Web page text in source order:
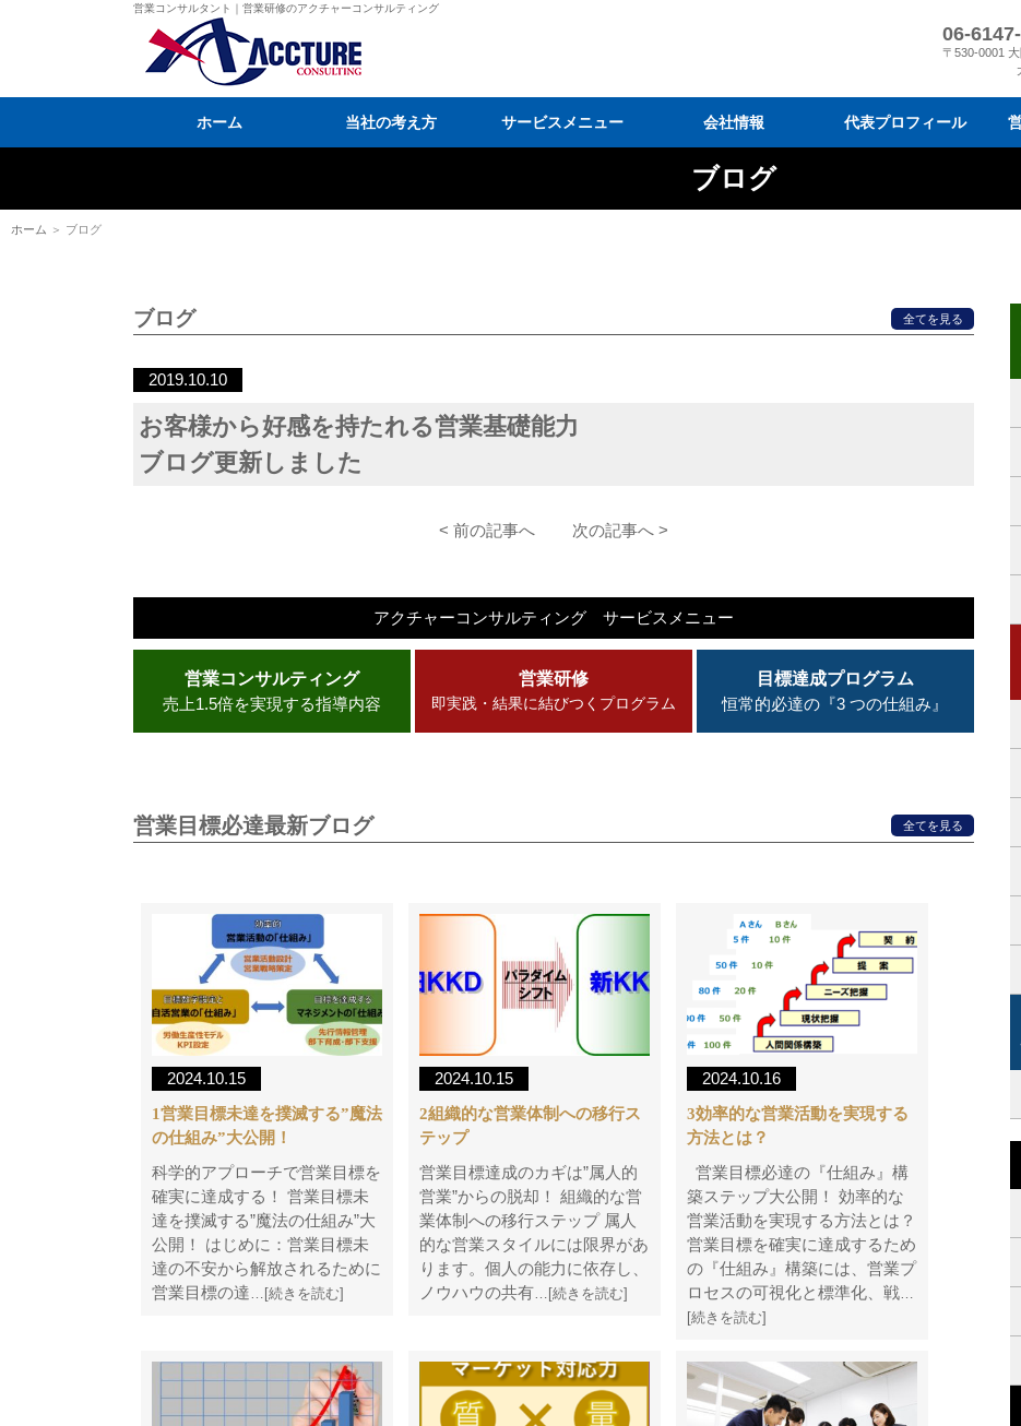
営業コンサルタント｜営業研修のアクチャーコンサルティング
06-
〒530-0001
ホーム 当社の考え方 サービスメニュー 会社情報
会社情報
メディア掲載
代表プロフィール
ブログ
ホーム ＞ ブログ
ブログ 全てを見る
2019.10.10
お客様から好感を持たれる営業基礎能力
ブログ更新しました
< 前の記事へ 次の記事へ >
アクチャーコンサルティング サービスメニュー
営業コンサルティング
売上1.5倍を実現する指導内容
営業研修
即実践・結果に結びつくプログラム
目標達成プログラム
恒常的必達の『3 つの仕組み』
営業目標必達最新ブログ 全てを見る
2024.10.15
1営業目標未達を撲滅する”魔法
の仕組み”大公開！
科学的アプローチで営業目標を
確実に達成する！ 営業目標未
達を撲滅する”魔法の仕組み”大
公開！ はじめに：営業目標未
達の不安から解放されるために
営業目標の達…[続きを読む]
2024.10.15
2組織的な営業体制への移行ス
テップ
営業目標達成のカギは”属人的
営業”からの脱却！ 組織的な営
業体制への移行ステップ 属人
的な営業スタイルには限界があ
ります。個人の能力に依存し、
ノウハウの共有…[続きを読む]
2024.10.16
3効率的な営業活動を実現する
方法とは？
営業目標必達の『仕組み』構
築ステップ大公開！ 効率的な
営業活動を実現する方法とは？
営業目標を確実に達成するため
の『仕組み』構築には、営業プ
ロセスの可視化と標準化、戦…
[続きを読む]